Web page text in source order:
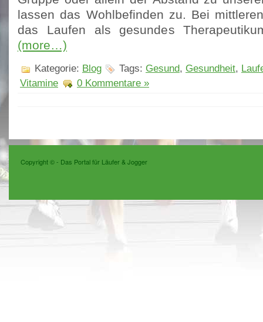
lassen das Wohlbefinden zu. Bei
das Laufen als gesundes
(more…)
Kategorie: Blog Tags: Gesund, Gesundheit,
Vitamine
0 Kommentare »
Copyright ©- Das Portal für Läufer & Jogger